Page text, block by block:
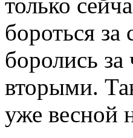
бороться
боролись
вторыми.
уже весной